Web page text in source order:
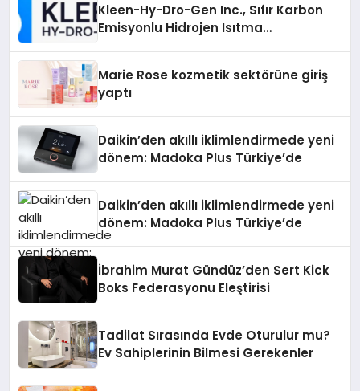
Kleen-Hy-Dro-Gen Inc., Sıfır Karbon
Emisyonlu Hidrojen Isıtma
Marie Rose kozmetik sektörüne giriş
yaptı
Daikin’den akıllı iklimlendirmede yeni
dönem: Madoka Plus Türkiye’de
Daikin’den akıllı iklimlendirmede yeni
dönem: Madoka Plus Türkiye’de
İbrahim Murat Gündüz’den Sert Kick
Boks Federasyonu Eleştirisi
Tadilat Sırasında Evde Oturulur mu?
Ev Sahiplerinin Bilmesi Gerekenler